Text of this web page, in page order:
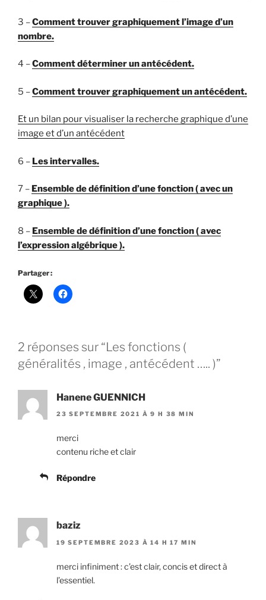
3 –Comment trouver graphiquement l’image d’un
nombre.
4 –Comment déterminer un antécédent.
5 –Comment trouver graphiquement un antécédent.
Et un bilan pour visualiser la recherche graphique d’une
image et d’un antécédent
6 – Les intervalles.
7 – Ensemble de définition d’une fonction ( avec un
graphique ).
8 – Ensemble de définition d’une fonction ( avec
l’expression algébrique ).
Partager :
2 réponses sur “Les fonctions (
généralités , image , antécédent ….. )”
Hanene GUENNICH
23 SEPTEMBRE 2021 À 9 H 38 MIN
merci
contenu riche et clair
Répondre
baziz
19 SEPTEMBRE 2023 À 14 H 17 MIN
merci infiniment : c’est clair, concis et direct à
l’essentiel.